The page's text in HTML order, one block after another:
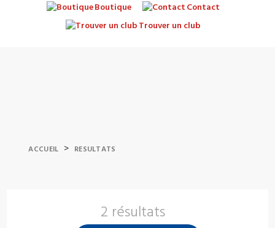
Boutique
Contact
Trouver un club
ACCUEIL > RESULTATS
2 résultats